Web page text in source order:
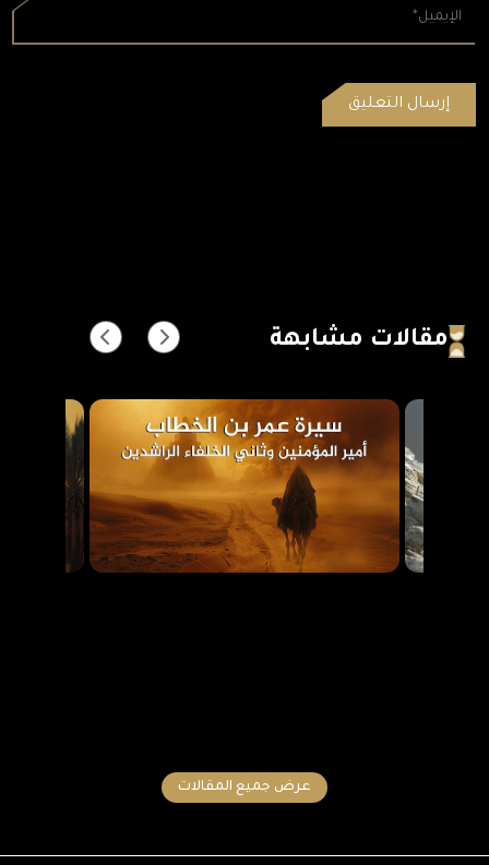
مقالات مشابهة
عرض جميع المقالات